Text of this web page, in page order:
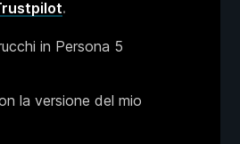
.
in Persona 5
la versione del mio